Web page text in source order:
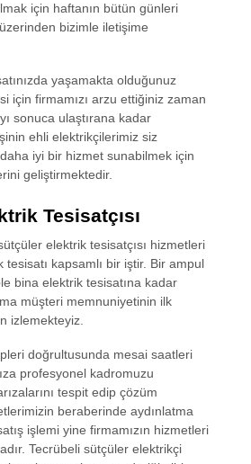
için haftanın bütün günleri
bizimle iletişime
yaşamakta olduğunuz
için firmamızı arzu ettiğiniz zaman
sonuca ulaştırana kadar
ehli elektrikçilerimiz siz
iyi bir hizmet sunabilmek için
geliştirmektedir.
Tesisatçısı
elektrik tesisatçısı hizmetleri
kapsamlı bir iştir. Bir ampul
bina elektrik tesisatına kadar
müşteri memnuniyetinin ilk
izlemekteyiz.
doğrultusunda mesai saatleri
profesyonel kadromuzu
tespit edip çözüm
beraberinde aydınlatma
işlemi yine firmamızın hizmetleri
Tecrübeli sütçüler elektrikçi